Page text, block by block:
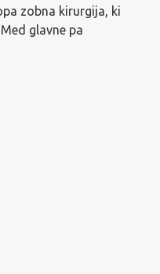
zobna kirurgija, ki
glavne pa